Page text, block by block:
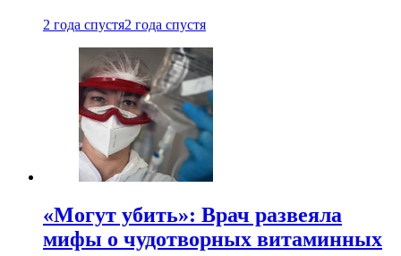
2 года спустя2 года спустя
«Могут убить»: Врач развеяла
мифы о чудотворных витаминных